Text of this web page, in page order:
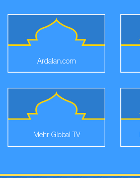
Ardalan.com
Mehr Global TV